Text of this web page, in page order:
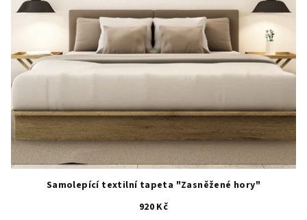
Samolepící textilní tapeta "Zasněžené hory"
920 Kč